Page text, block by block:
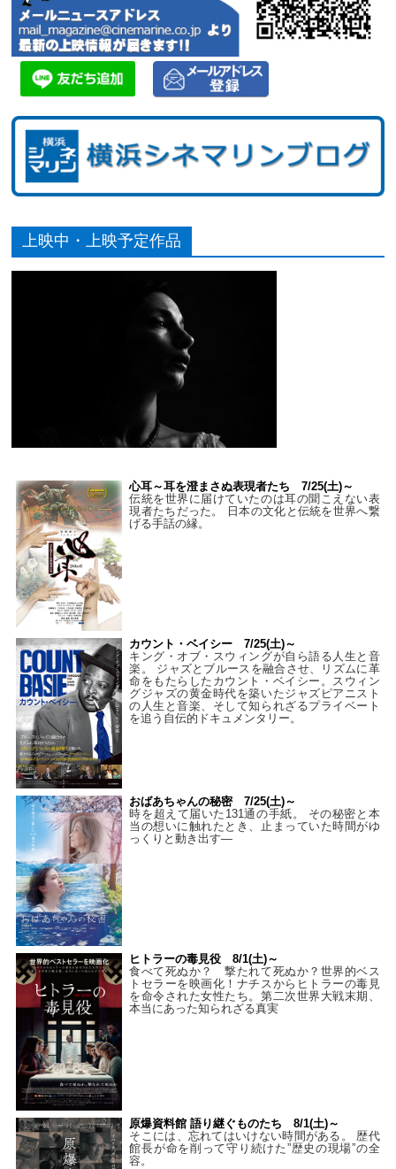
上映中・上映予定作品
心耳～耳を澄まさぬ表現者たち 7/25(土)～
伝統を世界に届けていたのは耳の聞こえない表
現者たちだった。 日本の文化と伝統を世界へ繋
げる手話の縁。
カウント・ベイシー 7/25(土)～
キング・オブ・スウィングが自ら語る人生と音
楽。 ジャズとブルースを融合させ、リズムに革
命をもたらしたカウント・ベイシー。スウィン
グジャズの黄金時代を築いたジャズピアニスト
の人生と音楽、そして知られざるプライベート
を追う自伝的ドキュメンタリー。
おばあちゃんの秘密 7/25(土)～
時を超えて届いた131通の手紙。 その秘密と本
当の想いに触れたとき、止まっていた時間がゆ
っくりと動き出す―
ヒトラーの毒見役 8/1(土)～
食べて死ぬか？ 撃たれて死ぬか？世界的ベス
トセラーを映画化！ナチスからヒトラーの毒見
を命令された女性たち。第二次世界大戦末期、
本当にあった知られざる真実
原爆資料館 語り継ぐものたち 8/1(土)～
そこには、忘れてはいけない時間がある。 歴代
館長が命を削って守り続けた”歴史の現場”の全
容。